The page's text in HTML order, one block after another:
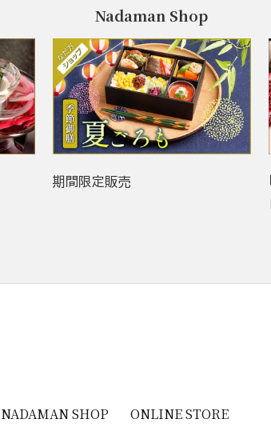
Nadaman Shop
期間限定販売
NADAMAN SHOP ONLINE STORE